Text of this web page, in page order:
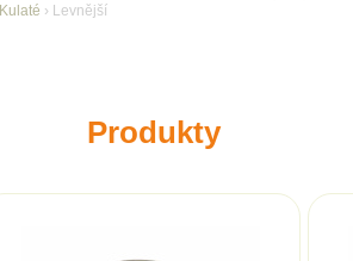
Kulaté › Levnější
Produkty